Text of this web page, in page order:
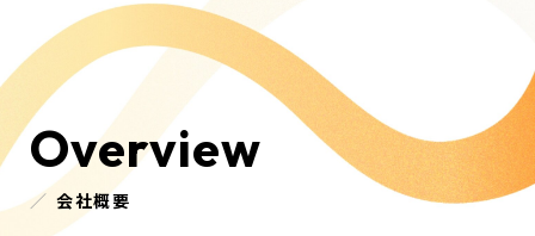
Overview
／ 会社概要